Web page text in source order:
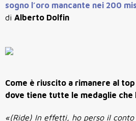
sogno l’oro mancante nei 200
di Alberto Dolfin
Come è riuscito a rimanere al
dove tiene tutte le medaglie che
«(Ride) In effetti, ho perso il conto